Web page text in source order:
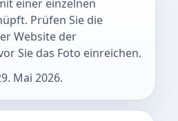
einer einzelnen
Prüfen Sie die
Website der
Sie das Foto einreichen.
Mai 2026.